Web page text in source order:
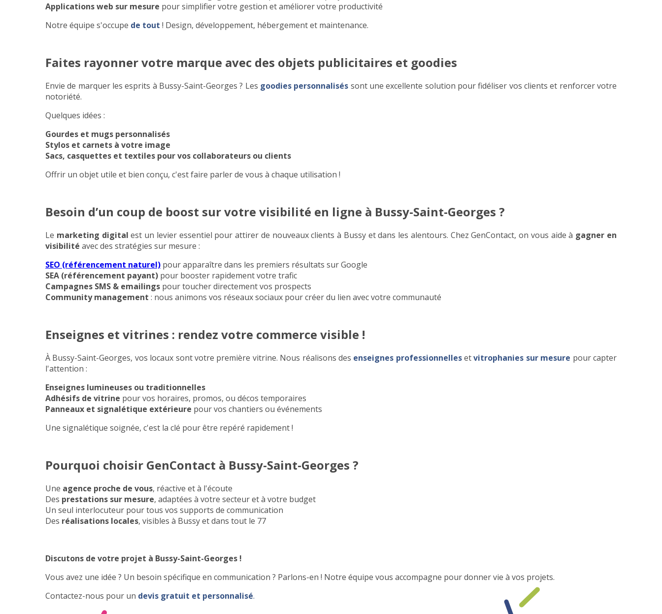
Applications web sur mesure pour simplifier votre gestion et améliorer votre productivité
Notre équipe s'occupe de tout ! Design, développement, hébergement et maintenance.
Faites rayonner votre marque avec des objets publicitaires et goodies
Envie de marquer les esprits à Bussy-Saint-Georges ? Les goodies personnalisés sont une excellente solution pour fidéliser vos clients et renforcer votre
notoriété.
Quelques idées :
Gourdes et mugs personnalisés
Stylos et carnets à votre image
Sacs, casquettes et textiles pour vos collaborateurs ou clients
Offrir un objet utile et bien conçu, c'est faire parler de vous à chaque utilisation !
Besoin d’un coup de boost sur votre visibilité en ligne à Bussy-Saint-Georges ?
Le marketing digital est un levier essentiel pour attirer de nouveaux clients à Bussy et dans les alentours. Chez GenContact, on vous aide à gagner en
visibilité avec des stratégies sur mesure :
SEO (référencement naturel) pour apparaître dans les premiers résultats sur Google
SEA (référencement payant) pour booster rapidement votre trafic
Campagnes SMS & emailings pour toucher directement vos prospects
Community management : nous animons vos réseaux sociaux pour créer du lien avec votre communauté
Enseignes et vitrines : rendez votre commerce visible !
À Bussy-Saint-Georges, vos locaux sont votre première vitrine. Nous réalisons des enseignes professionnellesetvitrophanies sur mesure pour capter
l'attention :
Enseignes lumineuses ou traditionnelles
Adhésifs de vitrine pour vos horaires, promos, ou décos temporaires
Panneaux et signalétique extérieure pour vos chantiers ou événements
Une signalétique soignée, c'est la clé pour être repéré rapidement !
Pourquoi choisir GenContact à Bussy-Saint-Georges ?
Une agence proche de vous, réactive et à l'écoute
Des prestations sur mesure, adaptées à votre secteur et à votre budget
Un seul interlocuteur pour tous vos supports de communication
Des réalisations locales, visibles à Bussy et dans tout le 77
Discutons de votre projet à Bussy-Saint-Georges !
Vous avez une idée ? Un besoin spécifique en communication ? Parlons-en ! Notre équipe vous accompagne pour donner vie à vos projets.
Contactez-nous pour un devis gratuit et personnalisé.